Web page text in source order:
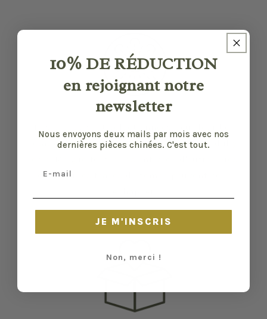
état et leurs défauts sont précisés quand il y
et certaines traces du temps peuvent nous
10% DE RÉDUCTION
en rejoignant notre
newsletter
Nous envoyons deux mails par mois avec nos
dernières pièces chinées. C'est tout.
JE M'INSCRIS
Non, merci !